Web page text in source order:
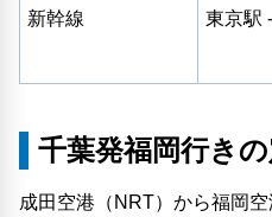
新幹線 東京駅
千葉発福岡行き
成田空港（NRT）から福岡